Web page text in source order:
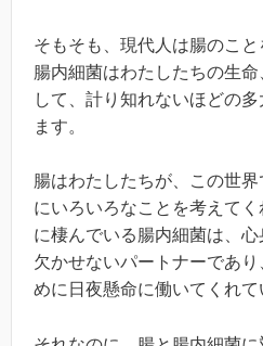
そもそも、現代人は腸のこ
腸内細菌はわたしたちの生
して、計り知れないほどの
ます。
腸はわたしたちが、この世
にいろいろなことを考えて
に棲んでいる腸内細菌は、
欠かせないパートナーであ
めに日夜懸命に働いてくれて